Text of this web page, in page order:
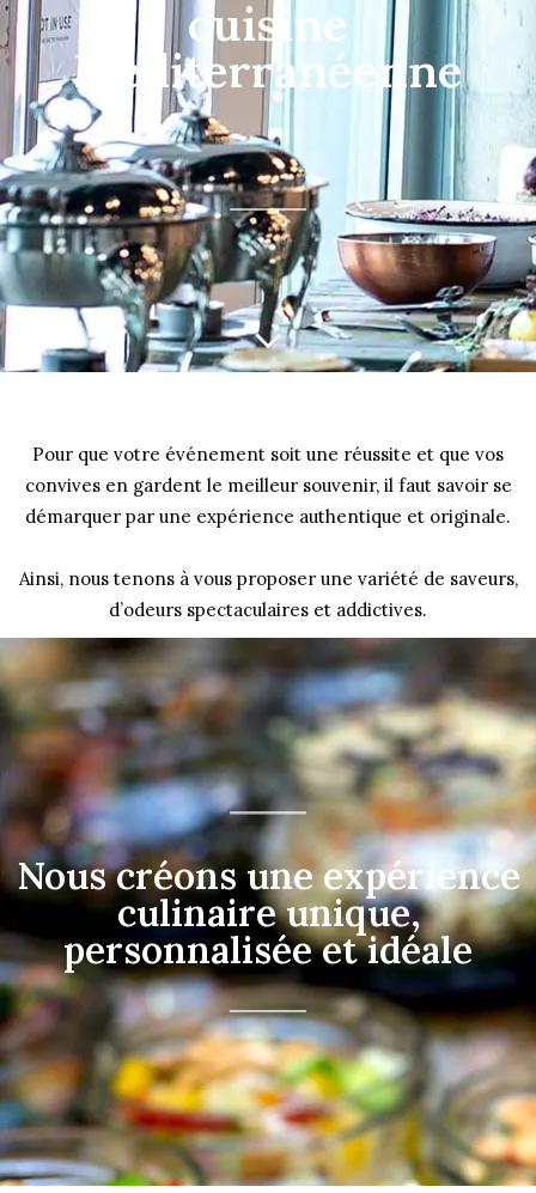
cuisine
Méditerranéenne
Pour que votre événement soit une réussite et que vos
convives en gardent le meilleur souvenir, il faut savoir se
démarquer par une expérience authentique et originale.
Ainsi, nous tenons à vous proposer une variété de saveurs,
d’odeurs spectaculaires et addictives.
Nous créons une expérience
culinaire unique,
personnalisée et idéale